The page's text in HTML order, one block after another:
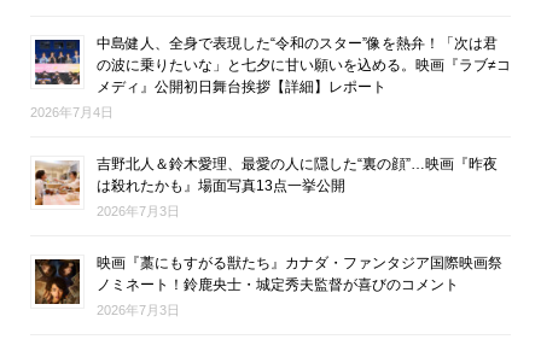
中島健人、全身で表現した“令和のスター”像を熱弁！「次は君
の波に乗りたいな」と七夕に甘い願いを込める。映画『ラブ≠コ
メディ』公開初日舞台挨拶【詳細】レポート
2026年7月4日
吉野北人＆鈴木愛理、最愛の人に隠した“裏の顔”…映画『昨夜
は殺れたかも』場面写真13点一挙公開
2026年7月3日
映画『藁にもすがる獣たち』カナダ・ファンタジア国際映画祭
ノミネート！鈴鹿央士・城定秀夫監督が喜びのコメント
2026年7月3日